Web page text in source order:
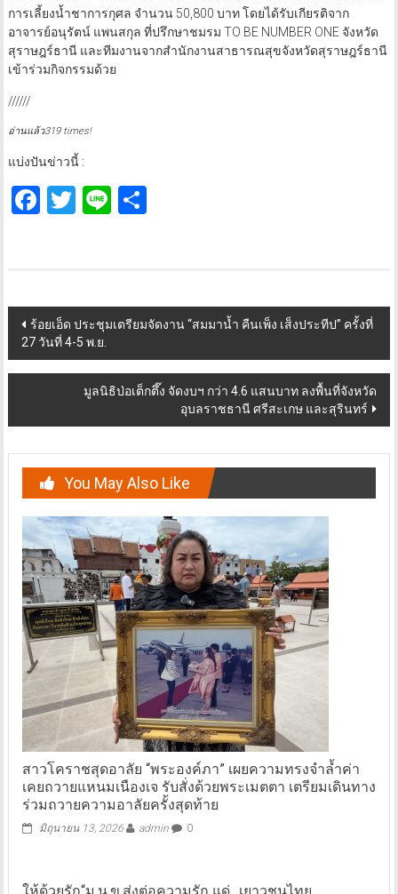
การเลี้ยงน้ำชาการกุศล จำนวน 50,800 บาท โดยได้รับเกียรติจาก
อาจารย์อนุรัตน์ แพนสกุล ที่ปรึกษาชมรม TO BE NUMBER ONE จังหวัด
สุราษฎร์ธานี และทีมงานจากสำนักงานสาธารณสุขจังหวัดสุราษฎร์ธานี
เข้าร่วมกิจกรรมด้วย
//////
อ่านแล้ว319 times!
แบ่งปันข่าวนี้ :
Facebook
Twitter
LineShare
Post
navigation
ร้อยเอ็ด ประชุมเตรียมจัดงาน “สมมาน้ำ คืนเพ็ง เส็งประทีป” ครั้งที่
27 วันที่ 4-5 พ.ย.
มูลนิธิป่อเต็กตึ๊ง จัดงบฯ กว่า 4.6 แสนบาท ลงพื้นที่จังหวัด
อุบลราชธานี ศรีสะเกษ และสุรินทร์
You May Also Like
สาวโคราชสุดอาลัย “พระองค์ภา” เผยความทรงจำล้ำค่า
เคยถวายแหนมเนืองเจ รับสั่งด้วยพระเมตตา เตรียมเดินทาง
ร่วมถวายความอาลัยครั้งสุดท้าย
มิถุนายน 13, 2026 admin 0